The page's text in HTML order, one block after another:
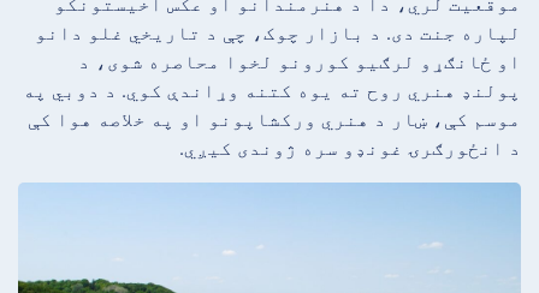
لپاره جنت دی. د بازار چوک، چې د تاریخي غلو دانو
او ځانګړو لرګیو کورونو لخوا محاصره شوی، د
پولنډ هنري روح ته یوه کتنه وړاندې کوي. د دوبي په
موسم کې، ښار د هنري ورکشاپونو او په خلاصه هوا کې
د انځورګرۍ غونډو سره ژوندی کیږي.